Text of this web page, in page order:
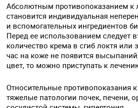
Абсолютным противопоказанием к
становится индивидуальная
и вспомогательных ингредиентов
Перед ее использованием следует
количество крема в сгиб локтя или
час на коже не появится
цвет, то можно приступать к
Относительные противопоказания
тяжелые патологии почек, печени,